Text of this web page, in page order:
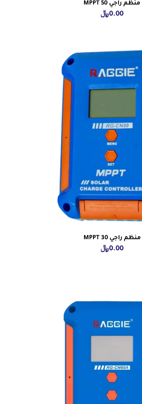
منظم راجي MPPT 50
0.00﷼
منظم راجي MPPT 30
0.00﷼